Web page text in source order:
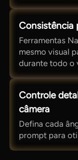
Consistência
Ferramentas
mesmo visual
durante todo o
Controle
câmera
Defina cada
prompt para